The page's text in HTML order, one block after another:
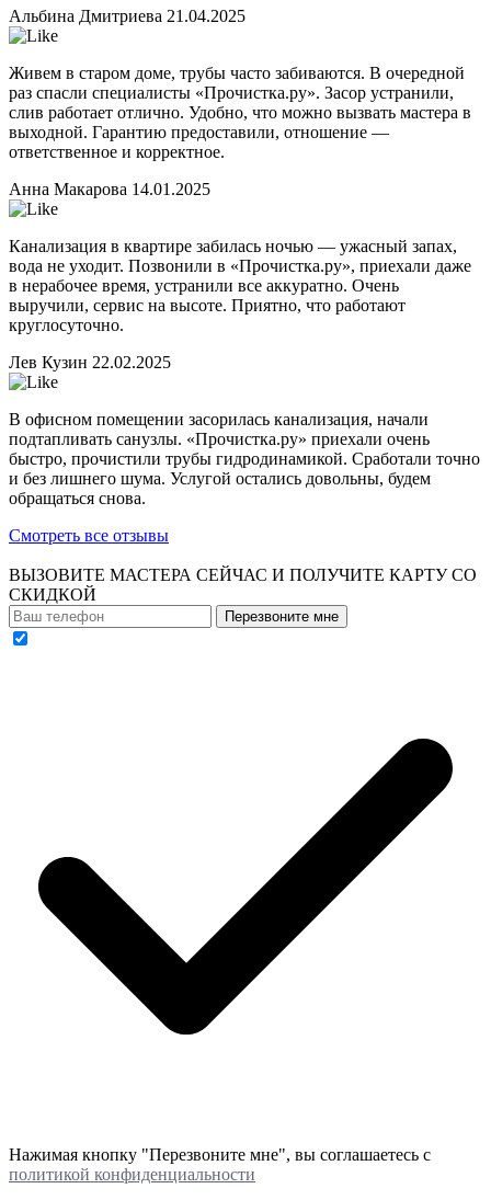
Альбина Дмитриева 21.04.2025
Живем в старом доме, трубы часто забиваются. В очередной
раз спасли специалисты «Прочистка.ру». Засор устранили,
слив работает отлично. Удобно, что можно вызвать мастера в
выходной. Гарантию предоставили, отношение —
ответственное и корректное.
Анна Макарова 14.01.2025
Канализация в квартире забилась ночью — ужасный запах,
вода не уходит. Позвонили в «Прочистка.ру», приехали даже
в нерабочее время, устранили все аккуратно. Очень
выручили, сервис на высоте. Приятно, что работают
круглосуточно.
Лев Кузин 22.02.2025
В офисном помещении засорилась канализация, начали
подтапливать санузлы. «Прочистка.ру» приехали очень
быстро, прочистили трубы гидродинамикой. Сработали точно
и без лишнего шума. Услугой остались довольны, будем
обращаться снова.
Смотреть все отзывы
ВЫЗОВИТЕ МАСТЕРА СЕЙЧАС И ПОЛУЧИТЕ КАРТУ СО
СКИДКОЙ
Перезвоните мне
Нажимая кнопку "Перезвоните мне", вы соглашаетесь с
политикой конфиденциальности